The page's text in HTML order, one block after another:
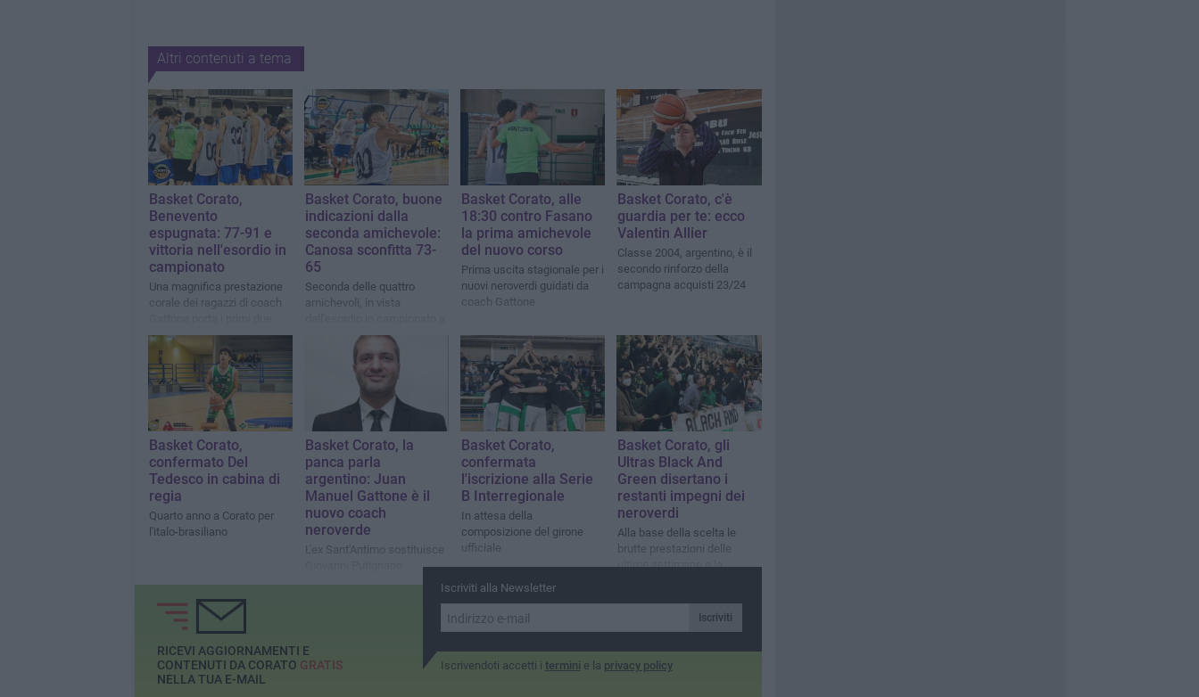
Altri contenuti a tema
Basket Corato,
Benevento
espugnata: 77-91 e
vittoria nell'esordio in
campionato
Una magnifica prestazione
corale dei ragazzi di coach
punti stagionali
Basket Corato, buone
indicazioni dalla
seconda amichevole:
Canosa sconfitta 73-
65
Seconda delle quattro
amichevoli, in vista
Basket Corato, alle
18:30 contro Fasano
la prima amichevole
del nuovo corso
Prima uscita stagionale per i
nuovi neroverdi guidati da
coach Gattone
Basket Corato, c'è
guardia per te: ecco
Valentin Allier
Classe 2004, argentino, è il
secondo rinforzo della
campagna acquisti 23/24
Basket Corato,
confermato Del
Tedesco in cabina di
regia
Quarto anno a Corato per
l'italo-brasiliano
Basket Corato, la
panca parla
argentino: Juan
Manuel Gattone è il
nuovo coach
neroverde
L'ex Sant'Antimo sostituisce
Basket Corato,
confermata
l'iscrizione alla Serie
B Interregionale
In attesa della
composizione del girone
ufficiale
Basket Corato, gli
Ultras Black And
Green disertano i
restanti impegni dei
neroverdi
Alla base della scelta le
brutte prestazioni delle
ultime settimane e la
Iscriviti alla Newsletter
Iscriviti
Iscrivendoti accetti i termini e la privacy policy
RICEVI AGGIORNAMENTI E
CONTENUTI DA CORATO GRATIS
NELLA TUA E-MAIL